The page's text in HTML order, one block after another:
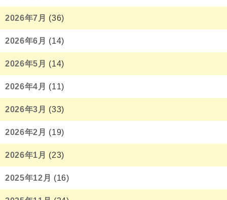
2026年7月 (36)
2026年6月 (14)
2026年5月 (14)
2026年4月 (11)
2026年3月 (33)
2026年2月 (19)
2026年1月 (23)
2025年12月 (16)